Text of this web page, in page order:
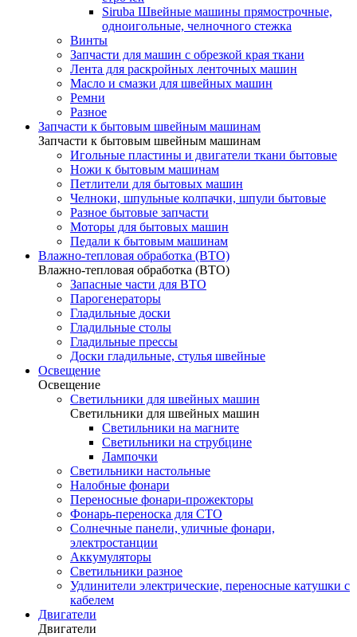
Siruba Швейные машины прямострочные,
одноигольные, челночного стежка
Винты
Запчасти для машин с обрезкой края ткани
Лента для раскройных ленточных машин
Масло и смазки для швейных машин
Ремни
Разное
Запчасти к бытовым швейным машинам
Запчасти к бытовым швейным машинам
Игольные пластины и двигатели ткани бытовые
Ножи к бытовым машинам
Петлители для бытовых машин
Челноки, шпульные колпачки, шпули бытовые
Разное бытовые запчасти
Моторы для бытовых машин
Педали к бытовым машинам
Влажно-тепловая обработка (ВТО)
Влажно-тепловая обработка (ВТО)
Запасные части для ВТО
Парогенераторы
Гладильные доски
Гладильные столы
Гладильные прессы
Доски гладильные, стулья швейные
Освещение
Освещение
Светильники для швейных машин
Светильники для швейных машин
Светильники на магните
Светильники на струбцине
Лампочки
Светильники настольные
Налобные фонари
Переносные фонари-прожекторы
Фонарь-переноска для СТО
Солнечные панели, уличные фонари,
электростанции
Аккумуляторы
Светильники разное
Удлинители электрические, переносные катушки с
кабелем
Двигатели
Двигатели